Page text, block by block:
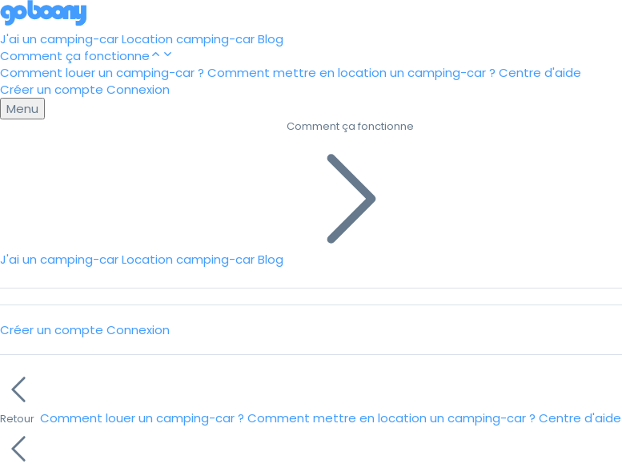
J'ai un camping-carLocation camping-carBlog
Comment ça fonctionne
Comment louer un camping-car ? Comment mettre en location un camping-car ? Centre d'aide
Créer un compte Connexion
Menu
J'ai un camping-carLocation camping-carBlog
Comment ça fonctionne
Créer un compte Connexion
Retour Comment louer un camping-car ? Comment mettre en location un camping-car ? Centre d'aide